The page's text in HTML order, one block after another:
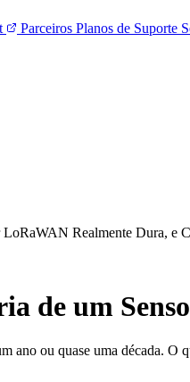
Parceiros Planos de Suporte
LoRaWAN Realmente Dura, e
de um
ano ou quase uma década. O